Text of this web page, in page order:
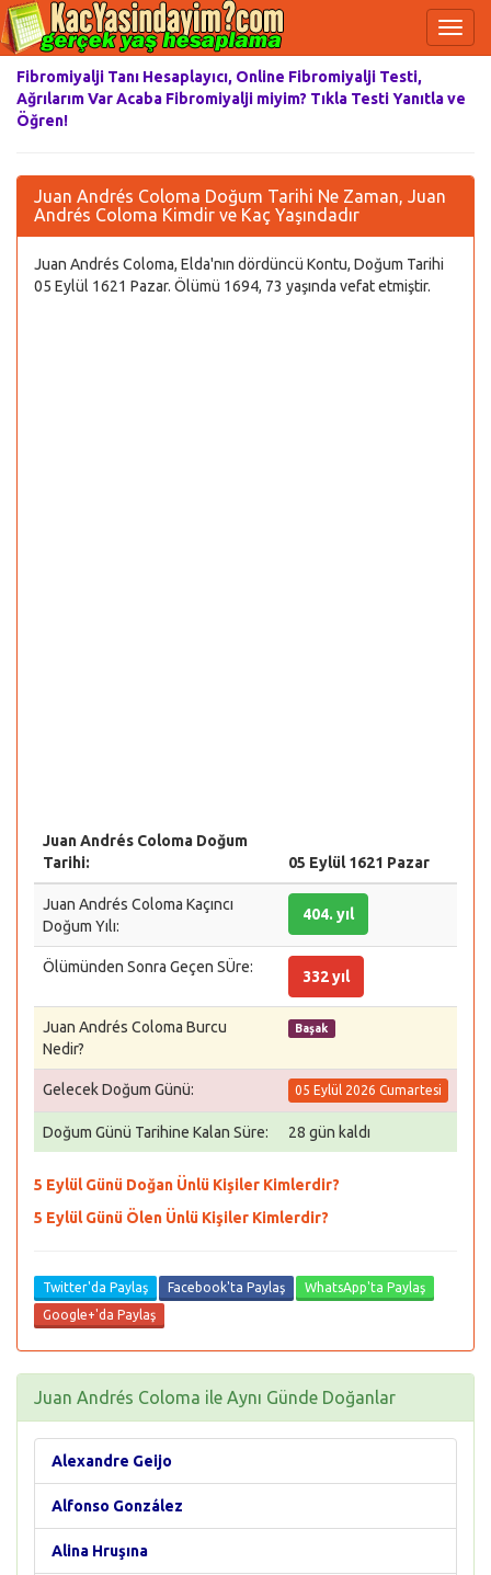
Fibromiyalji Tanı Hesaplayıcı, Online Fibromiyalji Testi,
Ağrılarım Var Acaba Fibromiyalji miyim? Tıkla Testi Yanıtla ve
Öğren!
Juan Andrés Coloma Doğum Tarihi Ne Zaman, Juan
Andrés Coloma Kimdir ve Kaç Yaşındadır
Juan Andrés Coloma, Elda'nın dördüncü Kontu, Doğum Tarihi
05 Eylül 1621 Pazar. Ölümü 1694, 73 yaşında vefat etmiştir.
Juan Andrés Coloma Doğum
Tarihi:
05 Eylül 1621 Pazar
Juan Andrés Coloma Kaçıncı
Doğum Yılı:
404. yıl
Ölümünden Sonra Geçen SÜre:
332 yıl
Juan Andrés Coloma Burcu
Nedir?
Başak
Gelecek Doğum Günü: 05 Eylül 2026 Cumartesi
Doğum Günü Tarihine Kalan Süre: 28 gün kaldı
5 Eylül Günü Doğan Ünlü Kişiler Kimlerdir?
5 Eylül Günü Ölen Ünlü Kişiler Kimlerdir?
Twitter'da Paylaş Facebook'ta Paylaş
WhatsApp'ta Paylaş
Google+'da Paylaş
Juan Andrés Coloma ile Aynı Günde Doğanlar
Alexandre Geijo
Alfonso González
Alina Hruşına